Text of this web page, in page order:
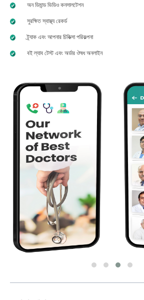
অন ডিমান্ড ভিডিও কনসালটেশন
সুরক্ষিত স্বাস্থ্য রেকর্ড
ট্র্যাক এবং আপনার চিকিত্সা পরিকল্পনা
বই ল্যাব টেস্ট এবং অর্ডার ঔষধ অনলাইন